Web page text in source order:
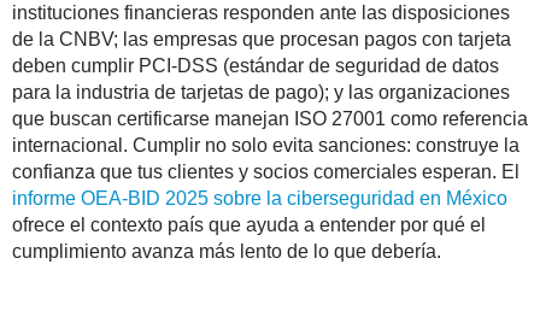
instituciones financieras responden ante las disposiciones
de la CNBV; las empresas que procesan pagos con tarjeta
deben cumplir PCI-DSS (estándar de seguridad de datos
para la industria de tarjetas de pago); y las organizaciones
que buscan certificarse manejan ISO 27001 como referencia
internacional. Cumplir no solo evita sanciones: construye la
confianza que tus clientes y socios comerciales esperan. El
informe OEA-BID 2025 sobre la ciberseguridad en México
ofrece el contexto país que ayuda a entender por qué el
cumplimiento avanza más lento de lo que debería.